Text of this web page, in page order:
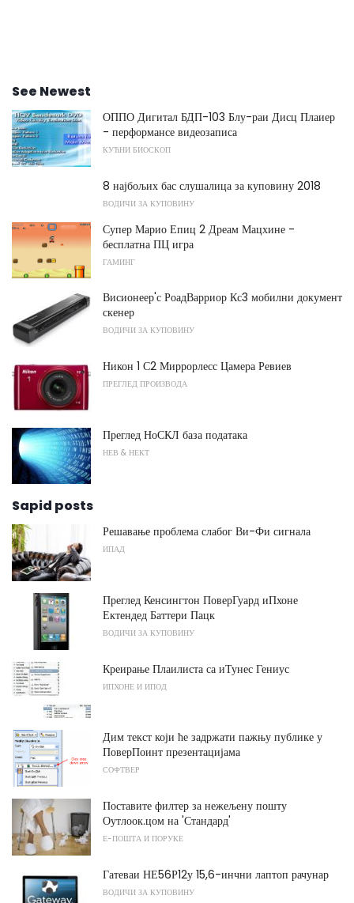
See Newest
ОППО Дигитал БДП-103 Блу-раи Дисц Плаиер
- перформансе видеозаписа
КУЋНИ БИОСКОП
8 најбољих бас слушалица за куповину 2018
ВОДИЧИ ЗА КУПОВИНУ
Супер Марио Епиц 2 Дреам Мацхине -
бесплатна ПЦ игра
ГАМИНГ
Висионеер'с РоадВарриор Кс3 мобилни документ
скенер
ВОДИЧИ ЗА КУПОВИНУ
Никон 1 С2 Миррорлесс Цамера Ревиев
ПРЕГЛЕД ПРОИЗВОДА
Преглед НоСКЛ база података
НЕВ & НЕКТ
Sapid posts
Решавање проблема слабог Ви-Фи сигнала
ИПАД
Преглед Кенсингтон ПоверГуард иПхоне
Ектендед Баттери Пацк
ВОДИЧИ ЗА КУПОВИНУ
Креирање Плаилиста са иТунес Гениус
ИПХОНЕ И ИПОД
Дим текст који ће задржати пажњу публике у
ПоверПоинт презентацијама
СОФТВЕР
Поставите филтер за нежељену пошту
Оутлоок.цом на 'Стандард'
Е-ПОШТА И ПОРУКЕ
Гатеваи НЕ56Р12у 15,6-инчни лаптоп рачунар
ВОДИЧИ ЗА КУПОВИНУ